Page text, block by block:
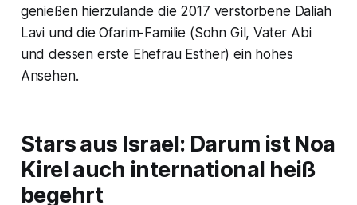
genießen hierzulande die 2017 verstorbene Daliah
Lavi und die Ofarim-Familie (Sohn Gil, Vater Abi
und dessen erste Ehefrau Esther) ein hohes
Ansehen.
Stars aus Israel: Darum ist Noa
Kirel auch international heiß
begehrt